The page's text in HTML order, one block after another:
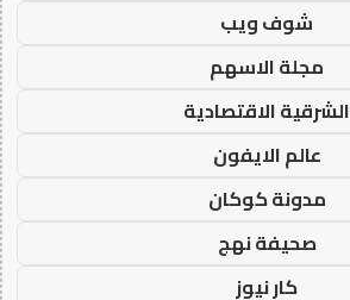
شوف ويب
مجلة الاسهم
الشرقية الاقتصادية
عالم الايفون
مدونة كوكان
صحيفة نهج
كار نيوز